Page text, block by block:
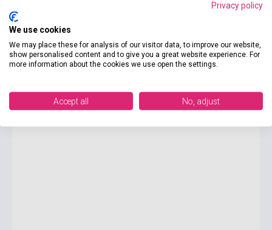
1 525 Ft
Készlet: 1-10 darab
Learners Audio CDs (3)
Privacy policy
We use cookies
We may place these for analysis of our visitor data, to improve our website,
show personalised content and to give you a great website experience. For
more information about the cookies we use open the settings.
Accept all No, adjust